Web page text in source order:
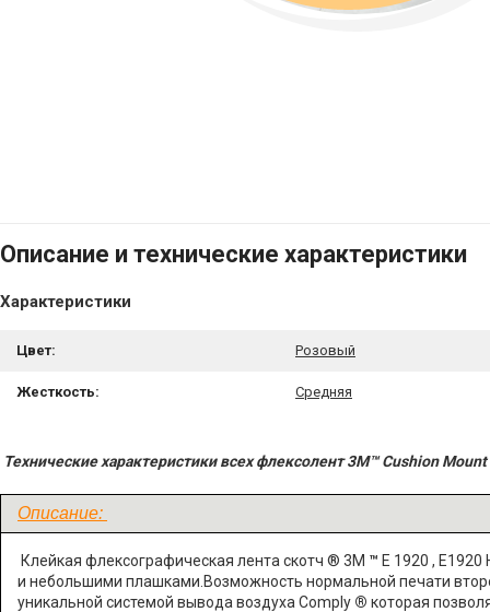
Описание и технические характеристики
Характеристики
Цвет: Розовый
Жесткость: Средняя
Технические характеристики всех флексолент3M™ Cushion
Описание:
Клейкая флексографическая лента скотч ® 3М ™ E 1920 ,
и небольшими плашками.Возможность нормальной печати
уникальной системой вывода воздуха Comply ® которая